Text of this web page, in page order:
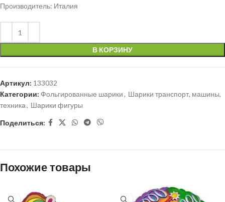
Производитель: Италия
В КОРЗИНУ
Артикул: 133032
Категории: Фольгированные шарики, Шарики транспорт, машины,
техника, Шарики фигуры
Поделиться:
Похожие товары